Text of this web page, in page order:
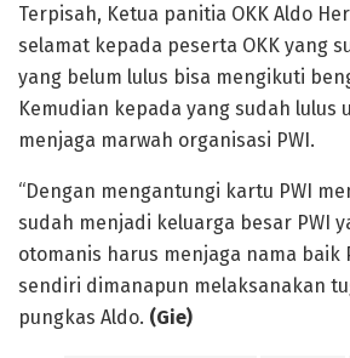
Terpisah, Ketua panitia OKK Aldo
selamat kepada peserta OKK yang
yang belum lulus bisa mengikuti
Kemudian kepada yang sudah lulus
menjaga marwah organisasi PWI.
“Dengan mengantungi kartu PWI
sudah menjadi keluarga besar PWI
otomanis harus menjaga nama baik
sendiri dimanapun melaksanakan
pungkas Aldo. (Gie)